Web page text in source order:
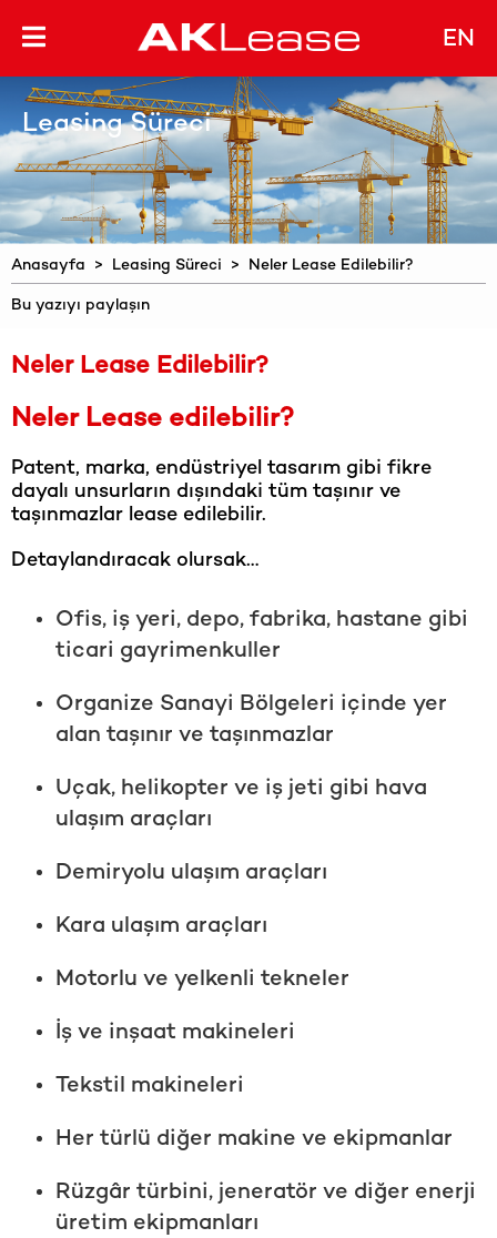
EN
Leasing Süreci
Anasayfa > Leasing Süreci > Neler Lease Edilebilir?
Bu yazıyı paylaşın
Neler Lease Edilebilir?
Neler Lease edilebilir?
Patent, marka, endüstriyel tasarım gibi fikre
dayalı unsurların dışındaki tüm taşınır ve
taşınmazlar lease edilebilir.
Detaylandıracak olursak…
Ofis, iş yeri, depo, fabrika, hastane gibi
ticari gayrimenkuller
Organize Sanayi Bölgeleri içinde yer
alan taşınır ve taşınmazlar
Uçak, helikopter ve iş jeti gibi hava
ulaşım araçları
Demiryolu ulaşım araçları
Kara ulaşım araçları
Motorlu ve yelkenli tekneler
İş ve inşaat makineleri
Tekstil makineleri
Her türlü diğer makine ve ekipmanlar
Rüzgâr türbini, jeneratör ve diğer enerji
üretim ekipmanları